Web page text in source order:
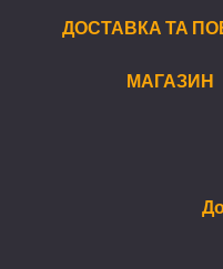
ДОСТАВКА ТА
МАГАЗИН